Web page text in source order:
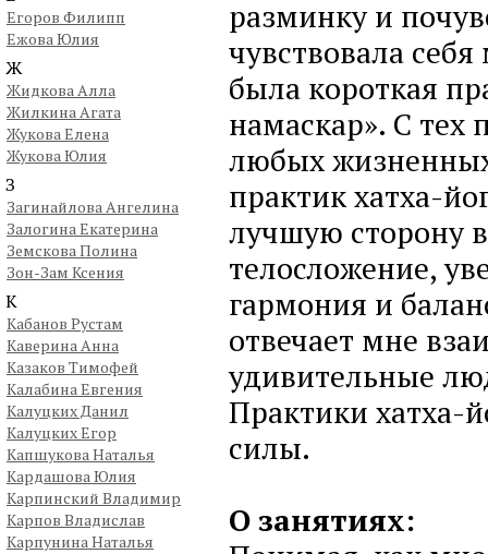
Егоров Филипп
Ежова Юлия
Ж
Жидкова Алла
Жилкина Агата
Жукова Елена
Жукова Юлия
З
Загинайлова Ангелина
Залогина Екатерина
Земскова Полина
Зон-Зам Ксения
К
Кабанов Рустам
Каверина Анна
Казаков Тимофей
Калабина Евгения
Калуцких Данил
Калуцких Егор
Капшукова Наталья
Кардашова Юлия
Карпинский Владимир
Карпов Владислав
Карпунина Наталья
разминку и
чувствовала
была короткая
намаскар». С тех
любых
практик хатха-
лучшую сторону
телосложение,
гармония и
отвечает мне
удивительные
Практики хатха-
силы.
О занятиях: